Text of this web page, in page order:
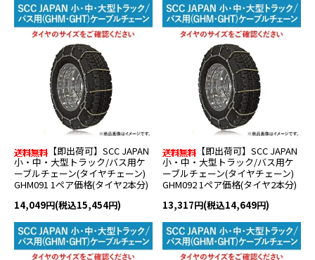
【即出荷可】SCC JAPAN
小・中・大型トラック/バス用ケ
ーブルチェーン(タイヤチェーン)
GHM091 1ペア価格(タイヤ2本分)
14,049円(税込15,454円)
【即出荷可】SCC JAPAN
小・中・大型トラック/バス用ケ
ーブルチェーン(タイヤチェーン)
GHM092 1ペア価格(タイヤ2本分)
13,317円(税込14,649円)